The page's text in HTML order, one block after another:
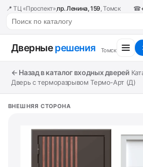
📍 ТЦ «Проспект»,пр. Ленина, 159, Томск ☎
Дверныерешения Томск
← Назад в каталог входных дверей
Дверь с терморазрывом Термо-Арт (Д)
ВНЕШНЯЯ СТОРОНА